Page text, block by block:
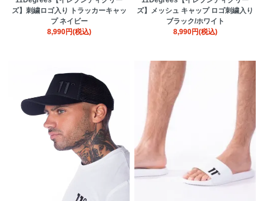
ズ】刺繍ロゴ入り トラッカーキャッ
プ ネイビー
8,990円(税込)
ズ】メッシュ キャップ ロゴ刺繍入り
ブラック/ホワイト
8,990円(税込)